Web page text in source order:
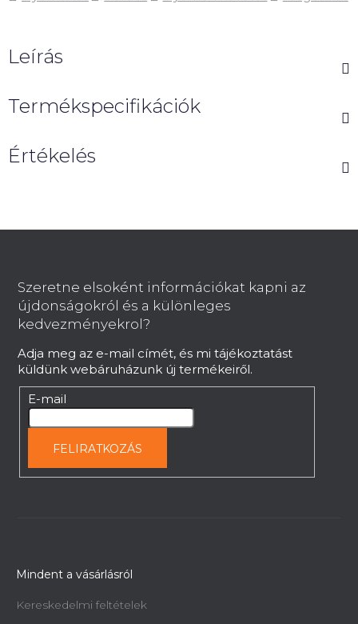
Leírás
Termékspecifikációk
Értékelés
Szeretne elsoként információkat kapni az
újdonságokról és a különleges
kedvezményekrol?
Adja meg az e-mail címét, és mi tájékoztatást
küldünk webáruházunk új termékeiről.
E-mail
FELIRATKOZÁS
Mindent a vásárlásról
Kereskedelmi feltételek